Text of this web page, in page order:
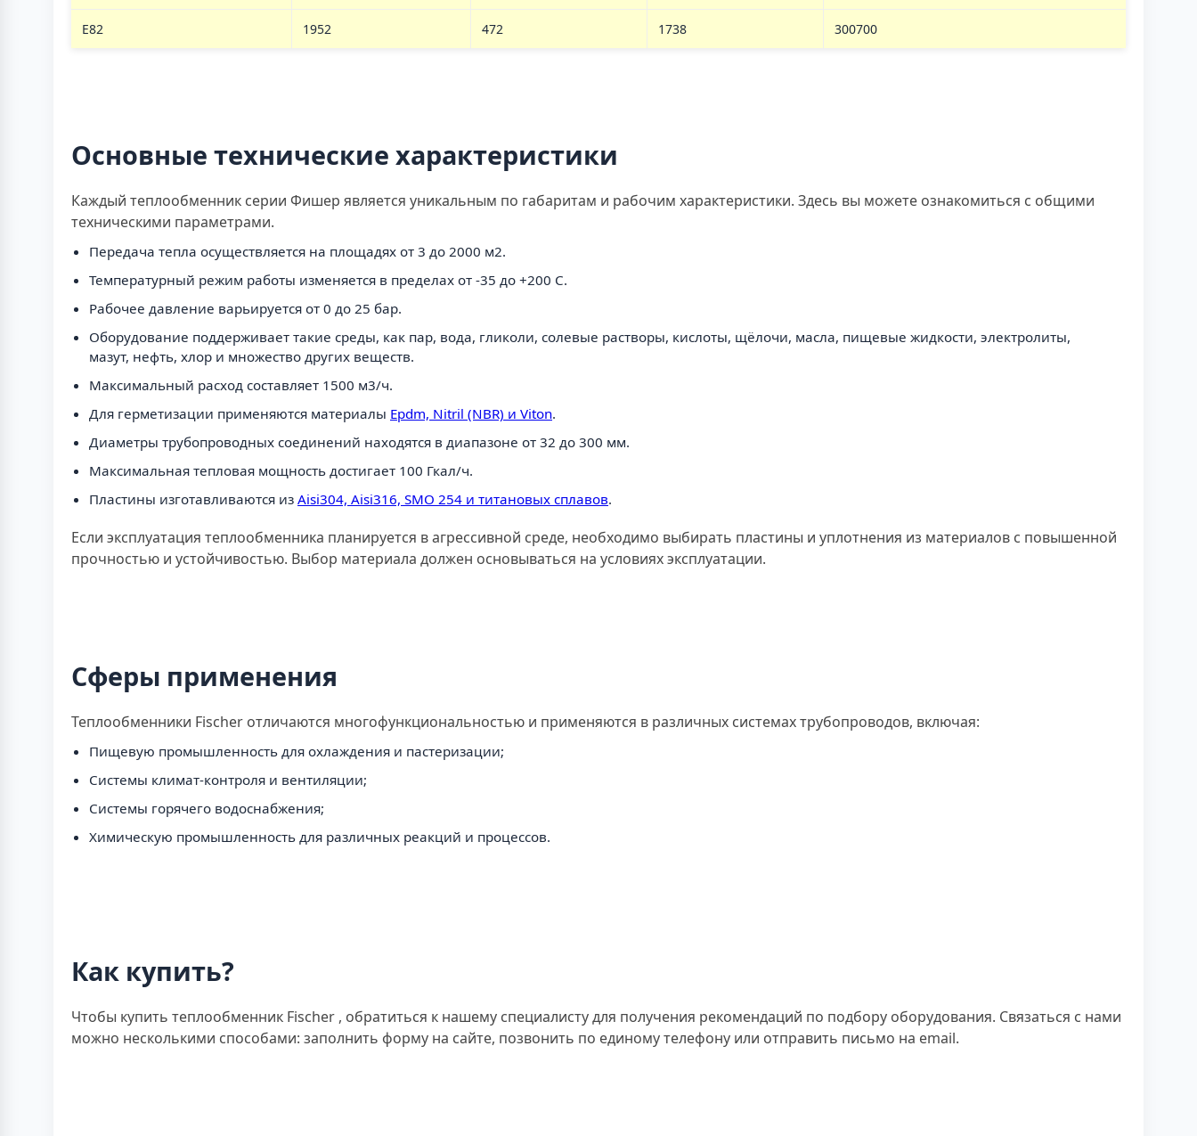
E82 1952 472 1738 300700
Основные технические характеристики
Каждый теплообменник серии Фишер является уникальным по габаритам и рабочим характеристики. Здесь вы можете ознакомиться с общими
техническими параметрами.
Передача тепла осуществляется на площадях от 3 до 2000 м2.
Температурный режим работы изменяется в пределах от -35 до +200 C.
Рабочее давление варьируется от 0 до 25 бар.
Оборудование поддерживает такие среды, как пар, вода, гликоли, солевые растворы, кислоты, щёлочи, масла, пищевые жидкости, электролиты,
мазут, нефть, хлор и множество других веществ.
Максимальный расход составляет 1500 м3/ч.
Для герметизации применяются материалы Epdm, Nitril (NBR) и Viton.
Диаметры трубопроводных соединений находятся в диапазоне от 32 до 300 мм.
Максимальная тепловая мощность достигает 100 Гкал/ч.
Пластины изготавливаются из Aisi304, Aisi316, SMO 254 и титановых сплавов.
Если эксплуатация теплообменника планируется в агрессивной среде, необходимо выбирать пластины и уплотнения из материалов с повышенной
прочностью и устойчивостью. Выбор материала должен основываться на условиях эксплуатации.
Сферы применения
Теплообменники Fischer отличаются многофункциональностью и применяются в различных системах трубопроводов, включая:
Пищевую промышленность для охлаждения и пастеризации;
Системы климат-контроля и вентиляции;
Системы горячего водоснабжения;
Химическую промышленность для различных реакций и процессов.
Как купить?
Чтобы купить теплообменник Fischer , обратиться к нашему специалисту для получения рекомендаций по подбору оборудования. Связаться с нами
можно несколькими способами: заполнить форму на сайте, позвонить по единому телефону или отправить письмо на email.